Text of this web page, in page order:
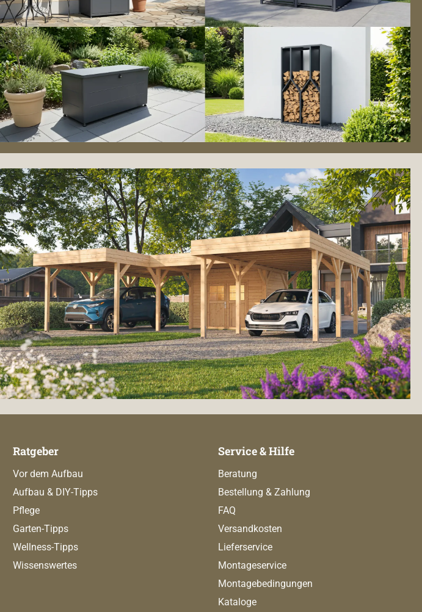
Ratgeber
Vor dem Aufbau
Aufbau & DIY-Tipps
Pflege
Garten-Tipps
Wellness-Tipps
Wissenswertes
Service & Hilfe
Beratung
Bestellung & Zahlung
FAQ
Versandkosten
Lieferservice
Montageservice
Montagebedingungen
Kataloge